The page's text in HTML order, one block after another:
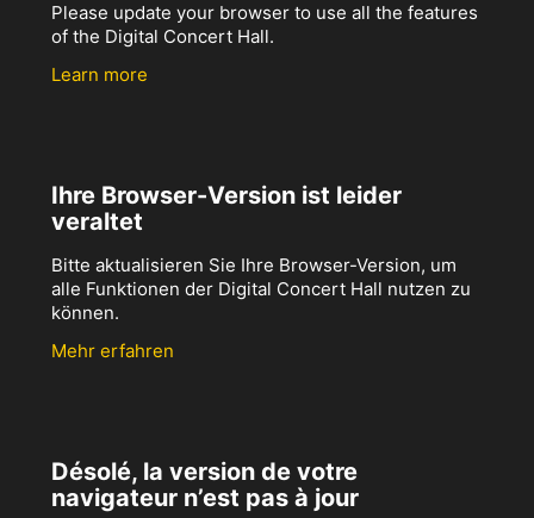
Please update your browser to use all the features
of the Digital Concert Hall.
Learn more
Ihre Browser-Version ist leider
veraltet
Bitte aktualisieren Sie Ihre Browser-Version, um
alle Funktionen der Digital Concert Hall nutzen zu
können.
Mehr erfahren
Désolé, la version de votre
navigateur n’est pas à jour